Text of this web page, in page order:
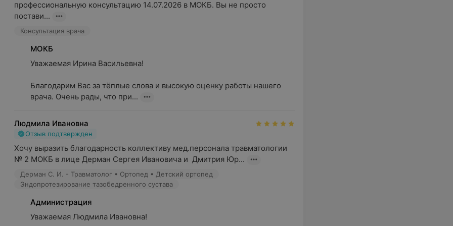
профессиональную консультацию 14.07.2026 в МОКБ. Вы не просто
постави...
Консультация врача
МОКБ
Уважаемая Ирина Васильевна!
Благодарим Вас за тёплые слова и высокую оценку работы нашего
врача. Очень рады, что при...
Людмила Ивановна
Отзыв подтвержден
Хочу выразить благодарность коллективу мед.персонала травматологии
№ 2 МОКБ в лице Дерман Сергея Ивановича и  Дмитрия Юр...
Дерман С. И. - Травматолог • Ортопед • Детский ортопед
Эндопротезирование тазобедренного сустава
Администрация
Уважаемая Людмила Ивановна!